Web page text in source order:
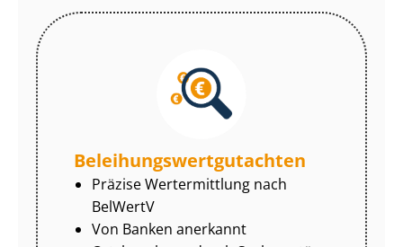
Be­lei­hungs­wert­gut­ach­ten
Präzise Wertermittlung nach
BelWertV
Von Banken anerkannt